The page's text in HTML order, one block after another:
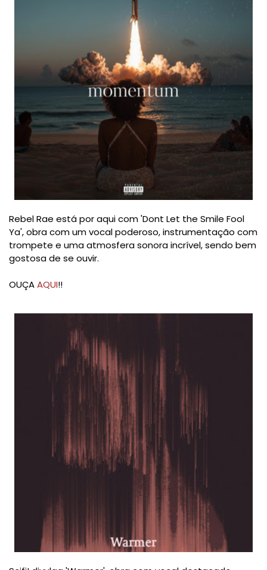
Rebel Rae está por aqui com 'Dont Let the Smile Fool
Ya', obra com um vocal poderoso, instrumentação com
trompete e uma atmosfera sonora incrível, sendo bem
gostosa de se ouvir.
OUÇAAQUI!!